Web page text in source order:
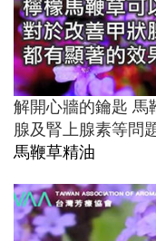
解開心牆的鑰匙 馬
腺及腎上腺素等問
馬鞭草精油